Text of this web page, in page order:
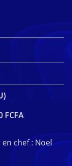
FCFA
chef : Noel